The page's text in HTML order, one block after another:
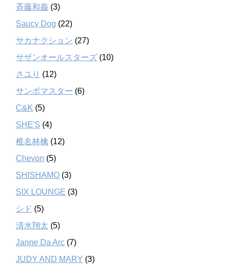
斉藤和義 (3)
Saucy Dog (22)
サカナクション (27)
サザンオールスターズ (10)
さユり (12)
サンボマスター (6)
C&K (5)
SHE'S (4)
椎名林檎 (12)
Chevon (5)
SHISHAMO (3)
SIX LOUNGE (3)
シド (5)
清水翔太 (5)
Janne Da Arc (7)
JUDY AND MARY (3)